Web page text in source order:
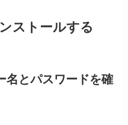
ストールする
名とパスワードを確